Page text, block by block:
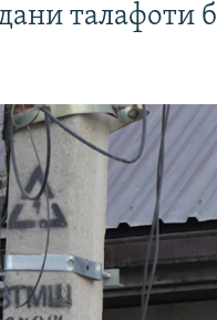
талафоти